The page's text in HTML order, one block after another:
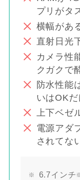
プリがタ
横幅があ
直射日光
カメラ性
クガクで
防水性能
いはOKだ
上下ベゼ
電源アダ
されてな
6.7インチ